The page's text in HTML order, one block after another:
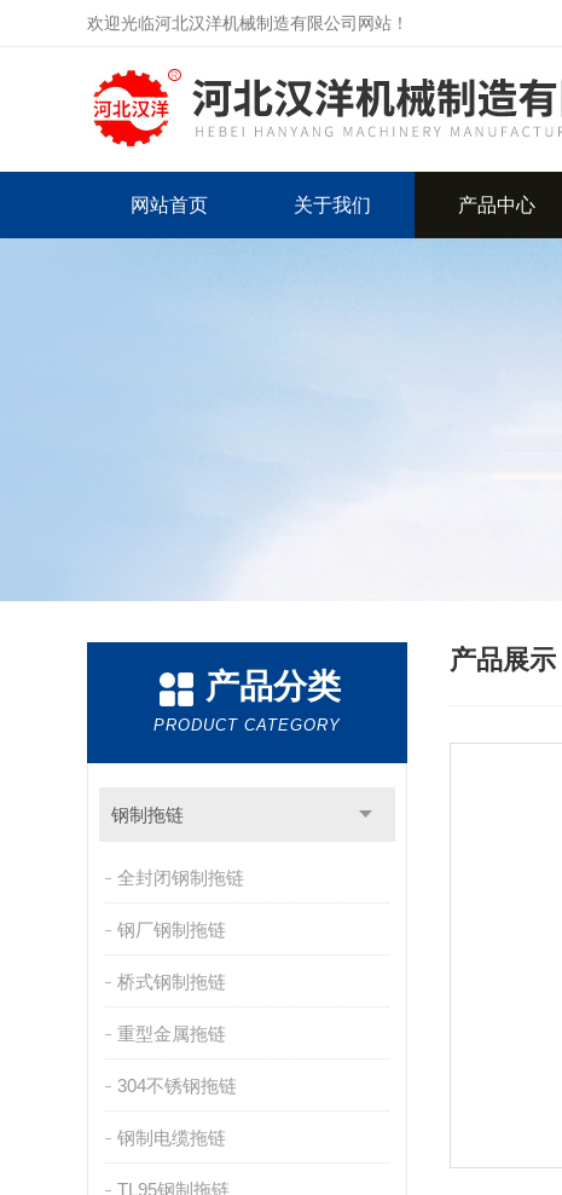
欢迎光临河北汉洋机械制造有限公司网站！
网站首页 关于我们 产品中心
产品分类
PRODUCT CATEGORY
钢制拖链
全封闭钢制拖链
钢厂钢制拖链
桥式钢制拖链
重型金属拖链
304不锈钢拖链
钢制电缆拖链
TL95钢制拖链
产品展示